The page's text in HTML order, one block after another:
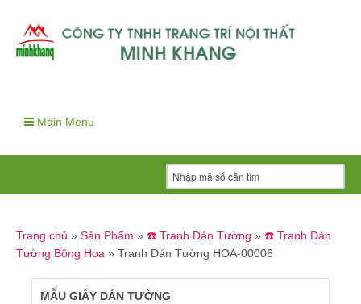
Main Menu
Trang chủ » Sản Phẩm » ☎️ Tranh Dán Tường » ☎️ Tranh Dán
Tường Bông Hoa » Tranh Dán Tường HOA-00006
MẪU GIẤY DÁN TƯỜNG